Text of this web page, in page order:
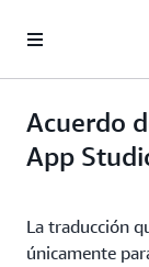
Acuerdo
App
La traducción
únicamente